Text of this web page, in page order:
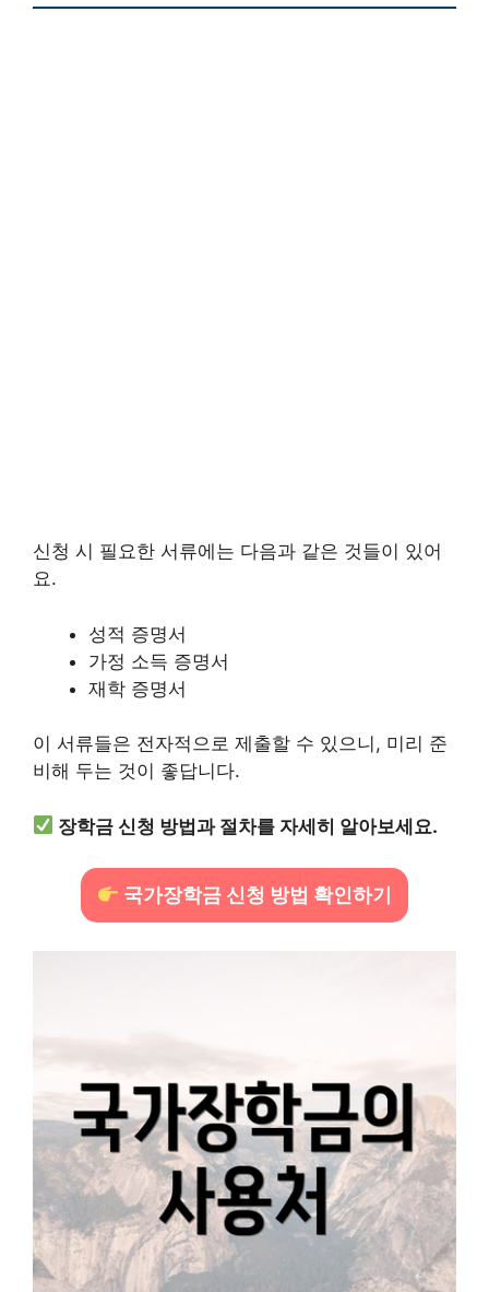
신청 시 필요한 서류에는 다음과 같은 것들이 있어
요.
성적 증명서
가정 소득 증명서
재학 증명서
이 서류들은 전자적으로 제출할 수 있으니, 미리 준
비해 두는 것이 좋답니다.
장학금 신청 방법과 절차를 자세히 알아보세요.
국가장학금 신청 방법 확인하기